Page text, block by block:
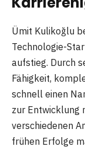
Ümit Kulikoğlu
Technologie-
aufstieg. Durch
Fähigkeit,
schnell einen
zur Entwicklung
verschiedenen
frühen Erfolge